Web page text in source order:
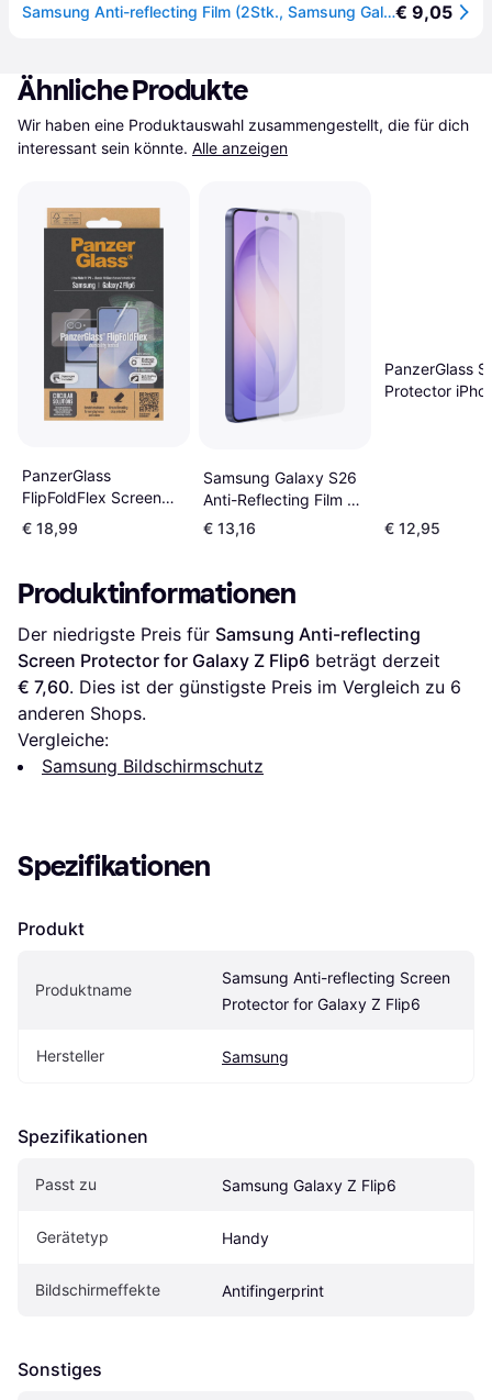
Samsung Anti-reflecting Film (2Stk., Samsung Galaxy Z Flip6, Samsung Galaxy Z Flip7 FE), Smartphone Schutzfolie, Transparent€ 9,05
Ähnliche Produkte
Wir haben eine Produktauswahl zusammengestellt, die für dich
interessant sein könnte. Alle anzeigen
PanzerGlass
FlipFoldFlex Screen
Protector for Galaxy Z
Flip 6
€ 18,99
Samsung Galaxy S26
Anti-Reflecting Film 2
Stück
€ 13,16
PanzerGlass
Protector
€ 12,95
Produktinformationen
Der niedrigste Preis für Samsung Anti-reflecting
Screen Protector for Galaxy Z Flip6
€ 7,60. Dies ist der günstigste Preis im Vergleich zu 6
anderen Shops.
Vergleiche:
Samsung Bildschirmschutz
Spezifikationen
Produkt
Produktname
Samsung Anti-reflecting Screen
Protector for Galaxy Z Flip6
Hersteller Samsung
Spezifikationen
Passt zu Samsung Galaxy Z Flip6
Gerätetyp Handy
Bildschirmeffekte Antifingerprint
Sonstiges